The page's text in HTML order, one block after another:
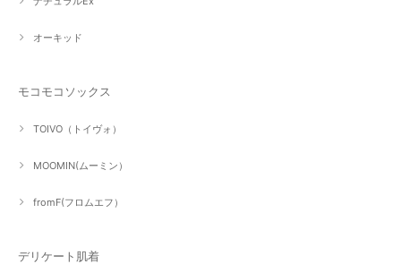
オーキッド
モコモコソックス
TOIVO（トイヴォ）
MOOMIN(ムーミン）
fromF(フロムエフ）
デリケート肌着